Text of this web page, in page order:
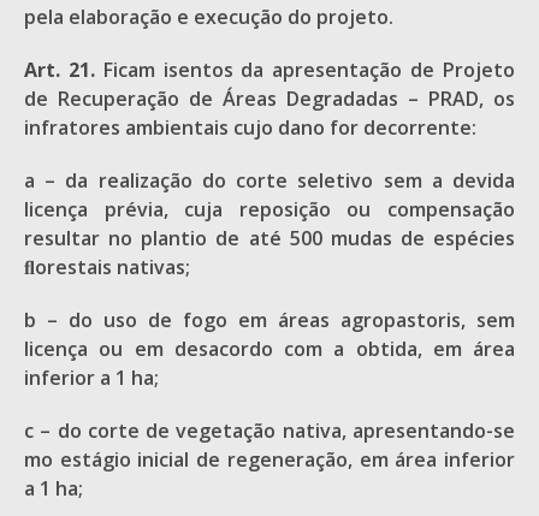
pela elaboração e execução do projeto.
Art. 21.Ficam isentos da apresentação de Projeto
de Recuperação de Áreas Degradadas – PRAD, os
infratores ambientais cujo dano for decorrente:
a – da realização do corte seletivo sem a devida
licença prévia, cuja reposição ou compensação
resultar no plantio de até 500 mudas de espécies
ﬂorestais nativas;
b – do uso de fogo em áreas agropastoris, sem
licença ou em desacordo com a obtida, em área
inferior a 1 ha;
c – do corte de vegetação nativa, apresentando-se
mo estágio inicial de regeneração, em área inferior
a 1 ha;